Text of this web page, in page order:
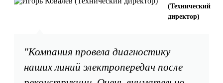
"Компания провела диагностику
наших линий электропередач после
(Технический
директор)